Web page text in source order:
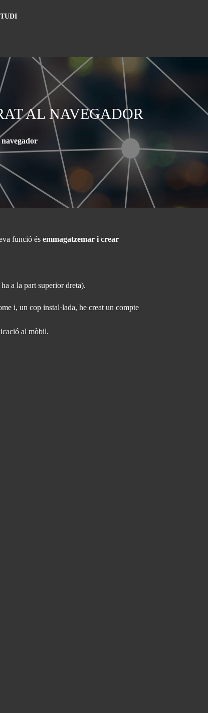
AL NAVEGADOR
funció és emmagatzemar i crear
a la part superior dreta).
i, un cop instal·lada, he creat un compte
al mòbil.